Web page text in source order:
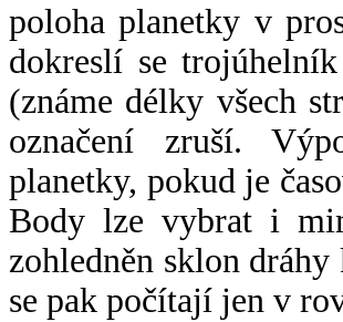
poloha planetky v
dokreslí se
(známe délky všech
označení zruší.
planetky, pokud je
Body lze vybrat i
zohledněn sklon
se pak počítají jen v